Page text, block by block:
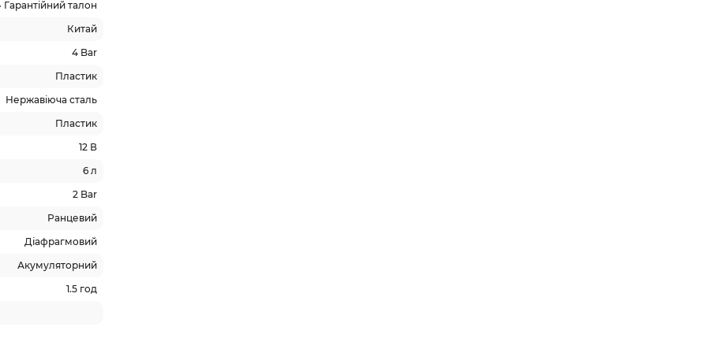
Гарантійний талон
Китай
4 Bar
Пластик
Нержавіюча сталь
Пластик
12 В
6 л
2 Bar
Ранцевий
Діафрагмовий
Акумуляторний
1.5 год